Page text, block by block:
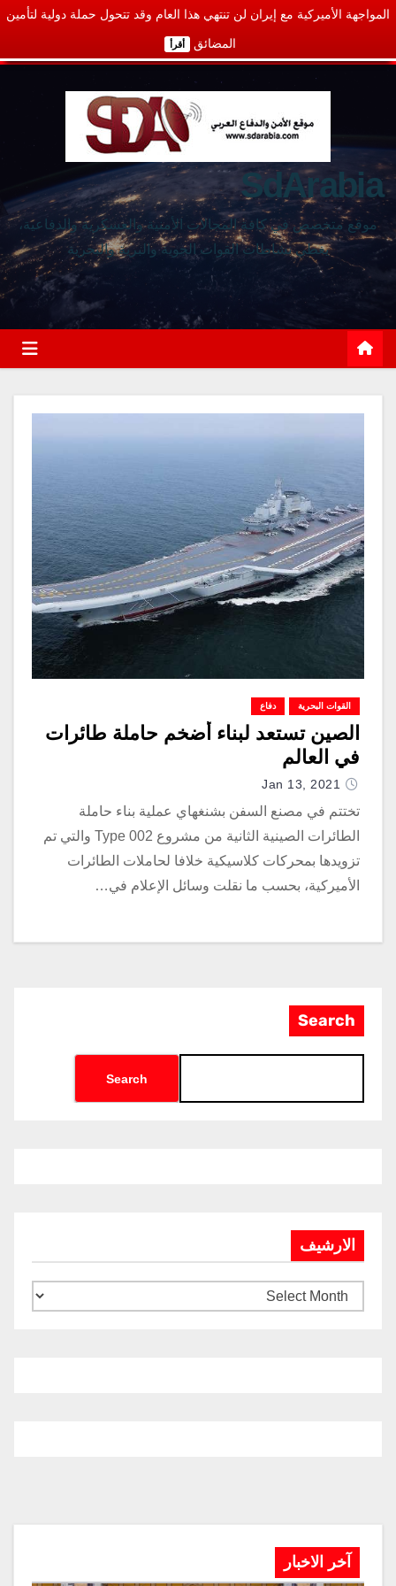
المواجهة الأميركية مع إيران لن تنتهي هذا العام وقد تتحول حملة دولية لتأمين
المضائق أقرأ
SdArabia
موقع متخصص في كافة المجالات الأمنية والعسكرية والدفاعية،
يغطي نشاطات القوات الجوية والبرية والبحرية
القوات البحرية دفاع
الصين تستعد لبناء أضخم حاملة طائرات
في العالم
Jan 13, 2021
تختتم في مصنع السفن بشنغهاي عملية بناء حاملة
الطائرات الصينية الثانية من مشروع Type 002 والتي تم
تزويدها بمحركات كلاسيكية خلافا لحاملات الطائرات
الأميركية، بحسب ما نقلت وسائل الإعلام في…
Search
Search
الارشيف
آخر الاخبار